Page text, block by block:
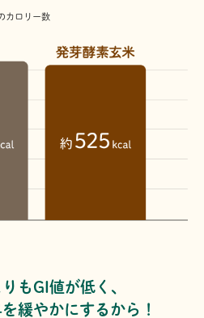
カロリー数
もGI値が低く、
緩やかにするから！